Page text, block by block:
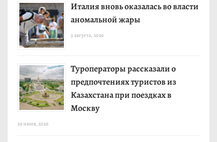
Италия вновь оказалась во власти
аномальной жары
3 августа, 2026
Туроператоры рассказали о
предпочтениях туристов из
Казахстана при поездках в
Москву
29 июля, 2026